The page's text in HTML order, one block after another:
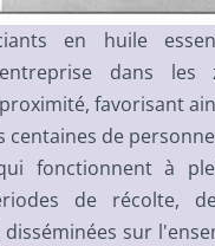
en huile
dans les
favorisant
centaines de
fonctionnent à
de récolte,
sur